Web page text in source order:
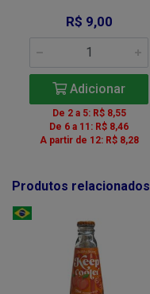
R$ 9,00
Adicionar
De 2 a 5: R$ 8,55
De 6 a 11: R$ 8,46
A partir de 12: R$ 8,28
Produtos relacionados